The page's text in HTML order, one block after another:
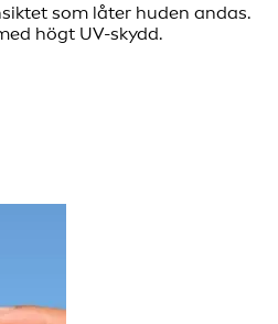
som låter huden andas.
högt UV-skydd.